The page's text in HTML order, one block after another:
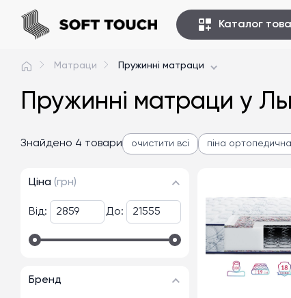
Каталог
Матраци Пружинні матраци
Пружинні матраци у
Знайдено 4 товари очистити всі піна ортопедична
Ціна (грн)
Від: До:
Бренд